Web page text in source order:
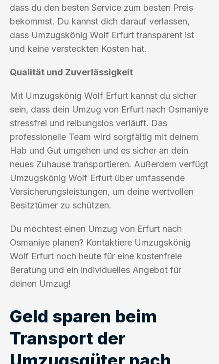
dass du den besten Service zum besten Preis
bekommst. Du kannst dich darauf verlassen,
dass Umzugskönig Wolf Erfurt transparent ist
und keine versteckten Kosten hat.
Qualität und Zuverlässigkeit
Mit Umzugskönig Wolf Erfurt kannst du sicher
sein, dass dein Umzug von Erfurt nach Osmaniye
stressfrei und reibungslos verläuft. Das
professionelle Team wird sorgfältig mit deinem
Hab und Gut umgehen und es sicher an dein
neues Zuhause transportieren. Außerdem verfügt
Umzugskönig Wolf Erfurt über umfassende
Versicherungsleistungen, um deine wertvollen
Besitztümer zu schützen.
Du möchtest einen Umzug von Erfurt nach
Osmaniye planen? Kontaktiere Umzugskönig
Wolf Erfurt noch heute für eine kostenfreie
Beratung und ein individuelles Angebot für
deinen Umzug!
Geld sparen beim
Transport der